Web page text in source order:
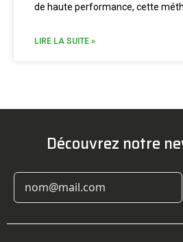
de haute performance, cette
LIRE LA SUITE »
Découvrez notre